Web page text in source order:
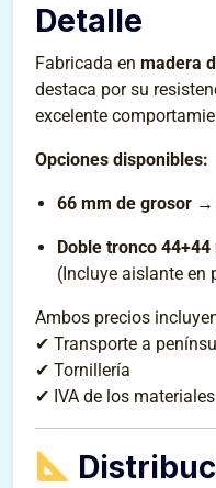
Detalle
Fabricada en madera
destaca por su
excelente
Opciones disponibles:
66 mm de grosor →
Doble tronco
(Incluye aislante en
Ambos precios
✔ Transporte a
✔ Tornillería
✔ IVA de los materiales